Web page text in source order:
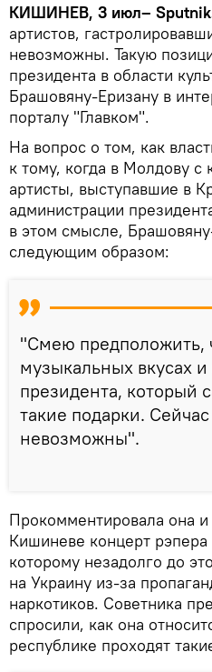
КИШИНЕВ, 3 июл–
артистов,
невозможны. Такую
президента в области
Брашовяну-Еризану в
порталу "Главком".
На вопрос о том, как
к тому, когда в Молдову
артисты, выступавшие в
администрации
в этом смысле,
следующим образом:
"Смею предположить,
музыкальных вкусах
президента, который
такие подарки.
невозможны".
Прокомментировала она
Кишиневе концерт
которому незадолго до
на Украину из-за
наркотиков. Советника
спросили, как она
республике проходят